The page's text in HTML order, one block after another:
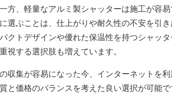
方、軽量なアルミ製シャッターは施工が容
選ぶことは、仕上がりや耐久性の不安を引
クトデザインや優れた保温性を持つシャッ
視する選択肢も増えています。
収集が容易になった今、インターネットを
と価格のバランスを考えた良い選択が可能